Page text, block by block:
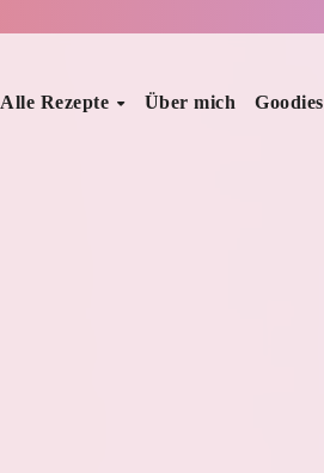
Alle Rezepte Über mich Goodies